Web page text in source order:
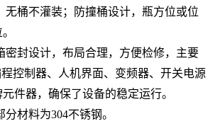
无桶不灌装；防撞桶设计，瓶方位或位
密封设计，布局合理，方便检修，主要
控制器、人机界面、变频器、开关电源
件器，确保了设备的稳定运行。
材料为304不锈钢。